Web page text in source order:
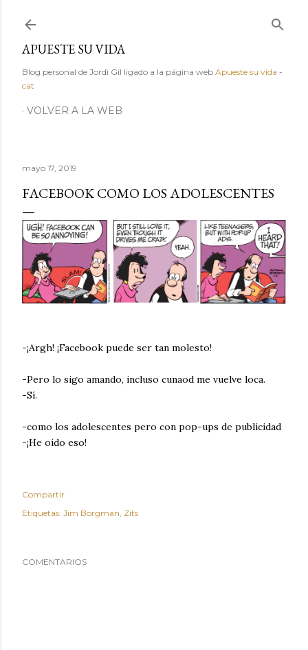
APUESTE SU VIDA
Blog personal de Jordi Gil ligado a la página web Apueste su vida -
cat
VOLVER A LA WEB
mayo 17, 2019
FACEBOOK COMO LOS ADOLESCENTES
-¡Argh! ¡Facebook puede ser tan molesto!
-Pero lo sigo amando, incluso cunaod me vuelve loca.
-Sí.
-como los adolescentes pero con pop-ups de publicidad
-¡He oído eso!
Compartir
Etiquetas: Jim Borgman Zits
COMENTARIOS